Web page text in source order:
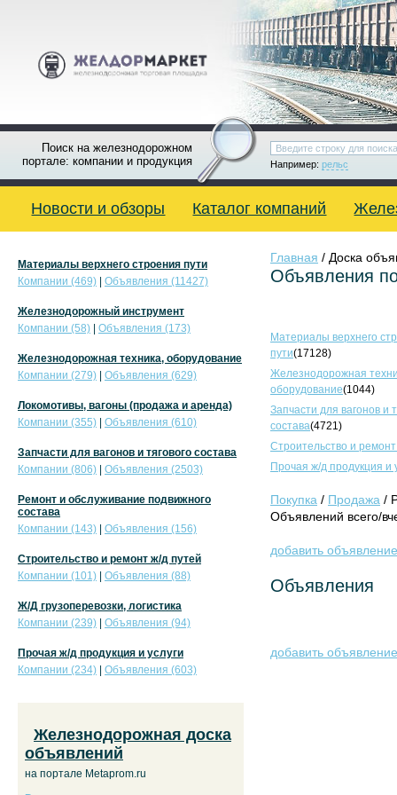
Поиск на железнодорожном
портале: компании и продукция
Например: рельс
Новости и обзоры Каталог компаний
Главная / Доска
Объявления
Материалы верхнего
пути(17128)
Железнодорожная
оборудование(1044)
Запчасти для вагонов и
состава(4721)
Строительство и
Прочая ж/д продукция и
Покупка / Продажа /
Объявлений всего/
добавить объявление
Объявления
добавить объявление
Материалы верхнего строения пути
Компании (469)
Объявления (11427)
Железнодорожный инструмент
Компании (58)
Объявления (173)
Железнодорожная техника, оборудование
Компании (279)
Объявления (629)
Локомотивы, вагоны (продажа и аренда)
Компании (355)
Объявления (610)
Запчасти для вагонов и тягового состава
Компании (806)
Объявления (2503)
Ремонт и обслуживание подвижного
состава
Компании (143)
Объявления (156)
Строительство и ремонт ж/д путей
Компании (101)
Объявления (88)
Ж/Д грузоперевозки, логистика
Компании (239)
Объявления (94)
Прочая ж/д продукция и услуги
Компании (234)
Объявления (603)
Железнодорожная доска
объявлений
на портале Metaprom.ru